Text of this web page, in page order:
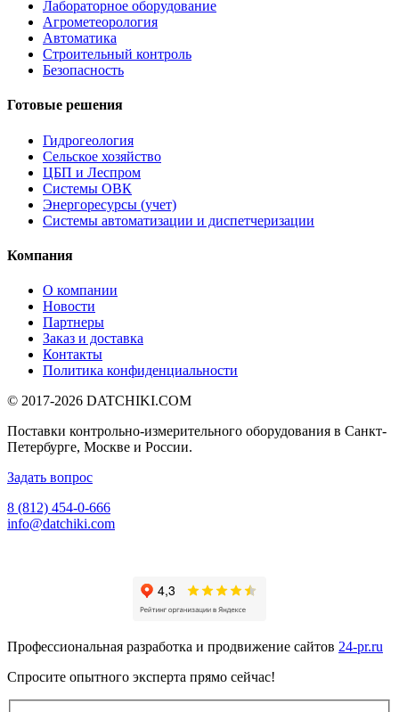
Лабораторное оборудование
Агрометеорология
Автоматика
Строительный контроль
Безопасность
Готовые решения
Гидрогеология
Сельское хозяйство
ЦБП и Леспром
Системы ОВК
Энергоресурсы (учет)
Системы автоматизации и диспетчеризации
Компания
О компании
Новости
Партнеры
Заказ и доставка
Контакты
Политика конфиденциальности
© 2017-2026 DATCHIKI.COM
Поставки контрольно-измерительного оборудования в Санкт-
Петербурге, Москве и России.
Задать вопрос
8 (812) 454-0-666
info@datchiki.com
Профессиональная разработка и продвижение сайтов 24-pr.ru
Спросите опытного эксперта прямо сейчас!